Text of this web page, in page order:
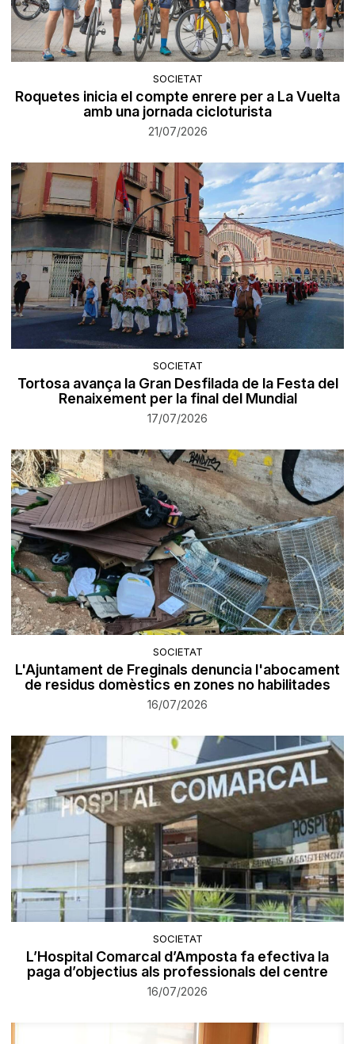
SOCIETAT
Roquetes inicia el compte enrere per a La Vuelta
amb una jornada cicloturista
21/07/2026
SOCIETAT
Tortosa avança la Gran Desfilada de la Festa del
Renaixement per la final del Mundial
17/07/2026
SOCIETAT
L'Ajuntament de Freginals denuncia l'abocament
de residus domèstics en zones no habilitades
16/07/2026
SOCIETAT
L’Hospital Comarcal d’Amposta fa efectiva la
paga d’objectius als professionals del centre
16/07/2026